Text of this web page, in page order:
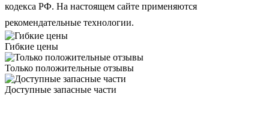
кодекса РФ. На настоящем сайте применяются
рекомендательные технологии.
Гибкие цены
Только положительные отзывы
Доступные запасные части